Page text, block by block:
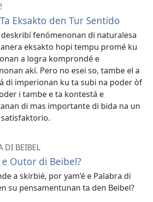
Eksakto den Tur Sentido
deskribí fenómenonan di naturalesa
eksakto hopi tempu promé ku
a logra komprondé e
akí. Pero no esei so, tambe el a
di imperionan ku ta subi na poder òf
i tambe e ta kontestá e
di mas importante di bida na un
DI BEIBEL
e Outor di Beibel?
a skirbié, por yam’é e Palabra di
su pensamentunan ta den Beibel?